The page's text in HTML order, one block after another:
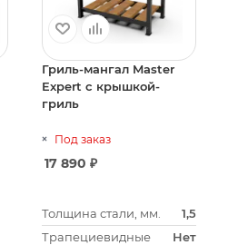
Гриль-мангал Master
Expert с крышкой-
гриль
Под заказ
17 890 ₽
Толщина стали, мм.
1,5
Трапециевидные
Нет